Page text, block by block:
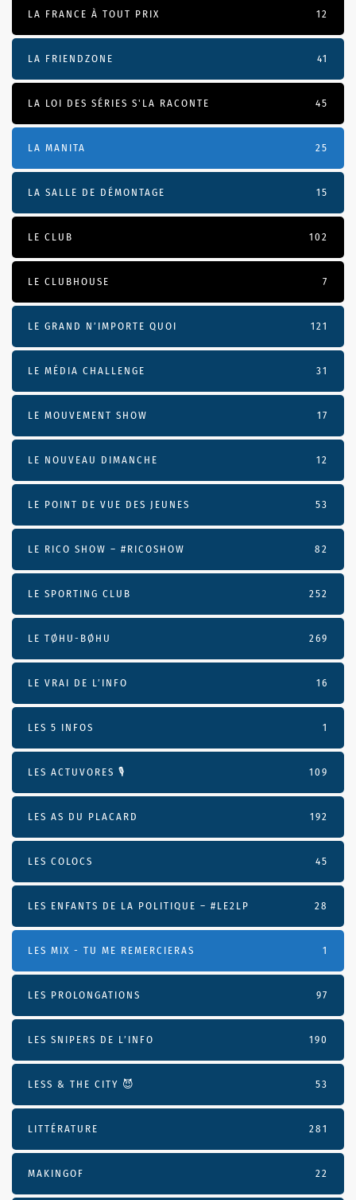
LA FRANCE À TOUT PRIX 12
LA FRIENDZONE 41
LA LOI DES SÉRIES S'LA RACONTE 45
LA MANITA 25
LA SALLE DE DÉMONTAGE 15
LE CLUB 102
LE CLUBHOUSE 7
LE GRAND N’IMPORTE QUOI 121
LE MÉDIA CHALLENGE 31
LE MOUVEMENT SHOW 17
LE NOUVEAU DIMANCHE 12
LE POINT DE VUE DES JEUNES 53
LE RICO SHOW – #RICOSHOW 82
LE SPORTING CLUB 252
LE TØHU-BØHU 269
LE VRAI DE L’INFO 16
LES 5 INFOS 1
LES ACTUVORES 🎙 109
LES AS DU PLACARD 192
LES COLOCS 45
LES ENFANTS DE LA POLITIQUE – #LE2LP 28
LES MIX - TU ME REMERCIERAS 1
LES PROLONGATIONS 97
LES SNIPERS DE L’INFO 190
LESS & THE CITY 😈 53
LITTÉRATURE 281
MAKINGOF 22